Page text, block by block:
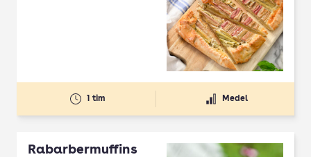
1 tim Medel
Rabarbermuffins